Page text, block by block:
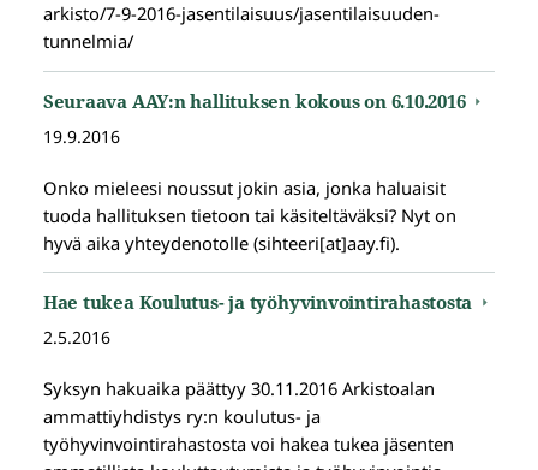
arkisto/7-9-2016-jasentilaisuus/jasentilaisuuden-
tunnelmia/
Seuraava AAY:n hallituksen kokous on 6.10.2016
19.9.2016
Onko mieleesi noussut jokin asia, jonka haluaisit
tuoda hallituksen tietoon tai käsiteltäväksi? Nyt on
hyvä aika yhteydenotolle (sihteeri[at]aay.fi).
Hae tukea Koulutus- ja työhyvinvointirahastosta
2.5.2016
Syksyn hakuaika päättyy 30.11.2016 Arkistoalan
ammattiyhdistys ry:n koulutus- ja
työhyvinvointirahastosta voi hakea tukea jäsenten